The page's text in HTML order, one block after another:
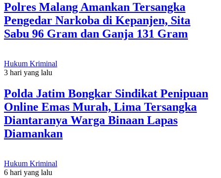
Polres Malang Amankan Tersangka
Pengedar Narkoba di Kepanjen, Sita
Sabu 96 Gram dan Ganja 131 Gram
Hukum Kriminal
3 hari yang lalu
Polda Jatim Bongkar Sindikat Penipuan
Online Emas Murah, Lima Tersangka
Diantaranya Warga Binaan Lapas
Diamankan
Hukum Kriminal
6 hari yang lalu